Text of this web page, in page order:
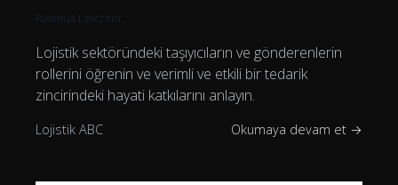
Rasmus Leichter
Lojistik sektöründeki taşıyıcıların ve gönderenlerin
rollerini öğrenin ve verimli ve etkili bir tedarik
zincirindeki hayati katkılarını anlayın.
Lojistik ABC Okumaya devam et →